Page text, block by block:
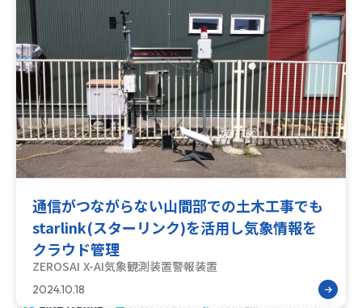
通信がつながらない山間部での土木工事でも
starlink(スターリンク)を活用し気象情報を
クラウド管理
ZEROSAI X-AI気象観測装置警報装置
2024.10.18